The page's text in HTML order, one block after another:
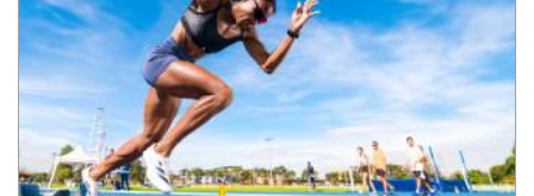
El Equipo Bogotá cerró una temporada
sobresaliente tras destacadas presentaciones en los
principales eventos multideportivos y campeonatos
mundiales.